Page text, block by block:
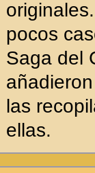
pocos
Saga del
las
ellas.